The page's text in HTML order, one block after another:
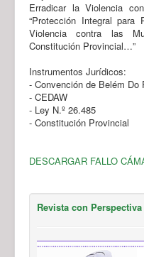
Erradicar la Violencia
“Protección Integral para
Violencia contra las
Constitución Provincial…”
Instrumentos Jurídicos:
- Convención de Belém Do
- CEDAW
- Ley N.º 26.485
- Constitución Provincial
DESCARGAR FALLO
Revista con